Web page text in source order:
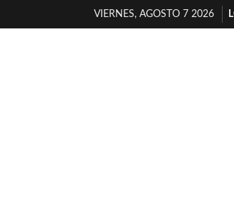
VIERNES, AGOSTO 7 2026